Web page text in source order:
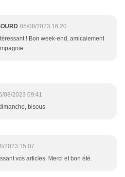
05/08/2023 16:20
! Bon week-end, amicalement
08/2023 09:41
bisous
2023 15:07
vos articles. Merci et bon été.